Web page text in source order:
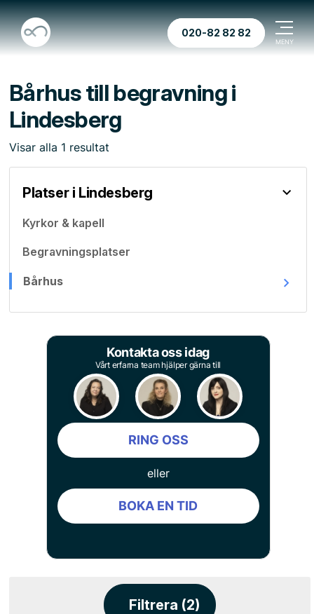
020-82 82 82
Bårhus till begravning i
Lindesberg
Visar alla 1 resultat
Platser i Lindesberg
Kyrkor & kapell
Begravningsplatser
Bårhus
Kontakta oss idag
Vårt erfarna team hjälper gärna till
RING OSS
eller
BOKA EN TID
Filtrera (2)